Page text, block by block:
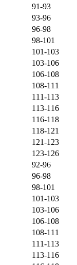
91-93
93-96
96-98
98-101
101-103
103-106
106-108
108-111
111-113
113-116
116-118
118-121
121-123
123-126
92-96
96-98
98-101
101-103
103-106
106-108
108-111
111-113
113-116